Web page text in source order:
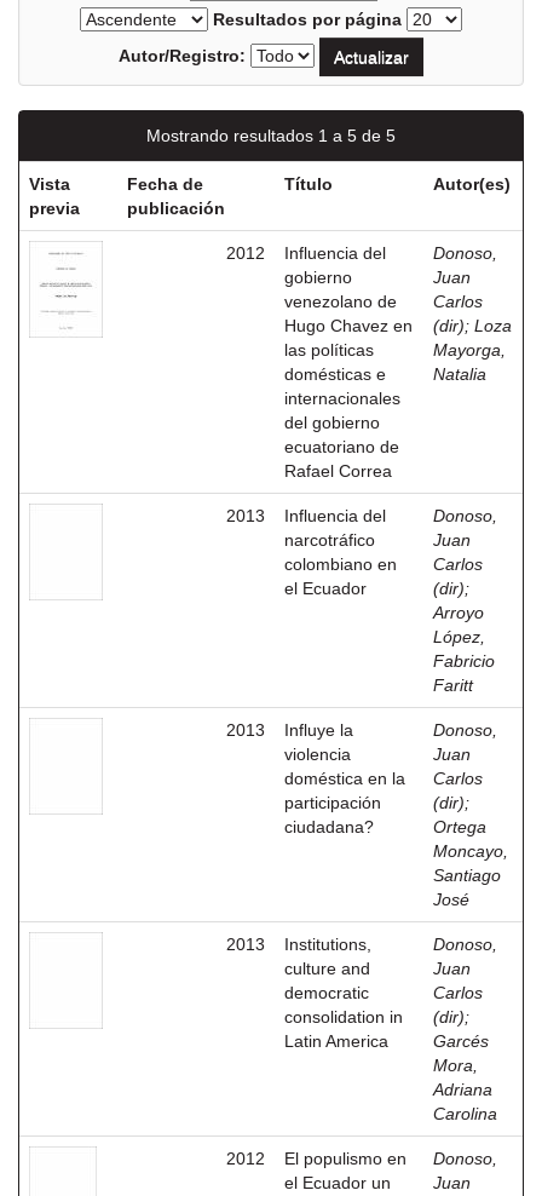
Resultados por página
Autor/Registro:
Mostrando resultados 1 a 5 de 5
Vista
previa
Fecha de
publicación
Título Autor(es)
2012
Influencia del
gobierno
venezolano de
Hugo Chavez en
las políticas
domésticas e
internacionales
del gobierno
ecuatoriano de
Rafael Correa
Donoso,
Juan
Carlos
(dir); Loza
Mayorga,
Natalia
2013
Influencia del
narcotráfico
colombiano en
el Ecuador
Donoso,
Juan
Carlos
(dir);
Arroyo
López,
Fabricio
Faritt
2013
Influye la
violencia
doméstica en la
participación
ciudadana?
Donoso,
Juan
Carlos
(dir);
Ortega
Moncayo,
Santiago
José
2013
Institutions,
culture and
democratic
consolidation in
Latin America
Donoso,
Juan
Carlos
(dir);
Garcés
Mora,
Adriana
Carolina
2012
El populismo en
el Ecuador un
Donoso,
Juan